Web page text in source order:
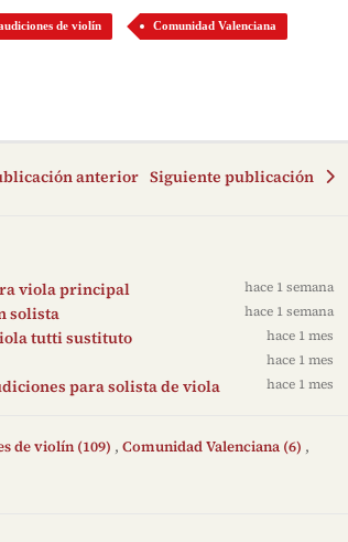
de violín Comunidad Valenciana
anterior Siguiente publicación
viola principal
hace 1 semana
solista hace 1 semana
tutti sustituto hace 1 mes
hace 1 mes
para solista de viola hace 1 mes
de violín (109) , Comunidad Valenciana (6) ,